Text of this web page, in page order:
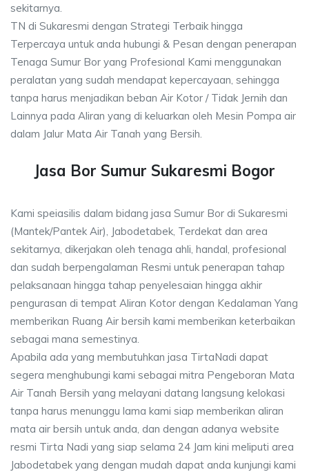
sekitarnya.
TN di Sukaresmi dengan Strategi Terbaik hingga
Terpercaya untuk anda hubungi & Pesan dengan penerapan
Tenaga Sumur Bor yang Profesional Kami menggunakan
peralatan yang sudah mendapat kepercayaan, sehingga
tanpa harus menjadikan beban Air Kotor / Tidak Jernih dan
Lainnya pada Aliran yang di keluarkan oleh Mesin Pompa air
dalam Jalur Mata Air Tanah yang Bersih.
Jasa Bor Sumur Sukaresmi Bogor
Kami speiasilis dalam bidang jasa Sumur Bor di Sukaresmi
(Mantek/Pantek Air), Jabodetabek, Terdekat dan area
sekitarnya, dikerjakan oleh tenaga ahli, handal, profesional
dan sudah berpengalaman Resmi untuk penerapan tahap
pelaksanaan hingga tahap penyelesaian hingga akhir
pengurasan di tempat Aliran Kotor dengan Kedalaman Yang
memberikan Ruang Air bersih kami memberikan keterbaikan
sebagai mana semestinya.
Apabila ada yang membutuhkan jasa TirtaNadi dapat
segera menghubungi kami sebagai mitra Pengeboran Mata
Air Tanah Bersih yang melayani datang langsung kelokasi
tanpa harus menunggu lama kami siap memberikan aliran
mata air bersih untuk anda, dan dengan adanya website
resmi Tirta Nadi yang siap selama 24 Jam kini meliputi area
Jabodetabek yang dengan mudah dapat anda kunjungi kami